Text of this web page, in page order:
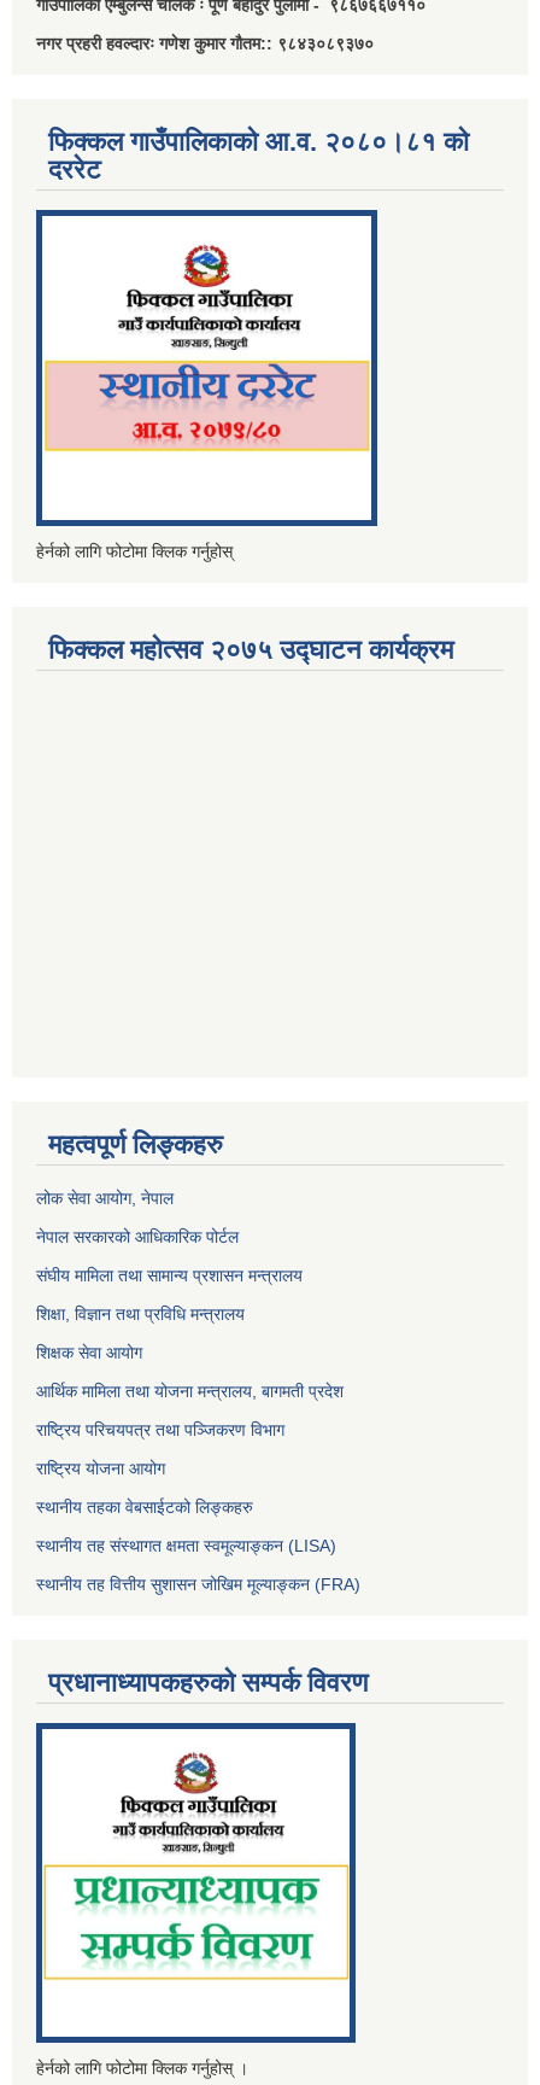
गाउँपालिका एम्बुलेन्स चालक ः पूर्ण बहादुर पुलामी - ९८६७६६७११०
नगर प्रहरी हवल्दारः गणेश कुमार गौतम:: ९८४३०८९३७०
फिक्कल गाउँपालिकाको आ.व. २०८०।८१ को
दररेट
हेर्नको लागि फोटोमा क्लिक गर्नुहोस्
फिक्कल महोत्सव २०७५ उद्घाटन कार्यक्रम
महत्वपूर्ण लिङ्कहरु
लोक सेवा आयोग, नेपाल
नेपाल सरकारको आधिकारिक पोर्टल
संघीय मामिला तथा सामान्य प्रशासन मन्त्रालय
शिक्षा, विज्ञान तथा प्रविधि मन्त्रालय
शिक्षक सेवा आयोग
आर्थिक मामिला तथा योजना मन्त्रालय, बागमती प्रदेश
राष्ट्रिय परिचयपत्र तथा पञ्जिकरण विभाग
राष्ट्रिय योजना आयोग
स्थानीय तहका वेबसाईटको लिङ्कहरु
स्थानीय तह संस्थागत क्षमता स्वमूल्याङ्कन (LISA)
स्थानीय तह वित्तीय सुशासन जोखिम मूल्याङ्कन (FRA)
प्रधानाध्यापकहरुको सम्पर्क विवरण
हेर्नको लागि फोटोमा क्लिक गर्नुहोस् ।